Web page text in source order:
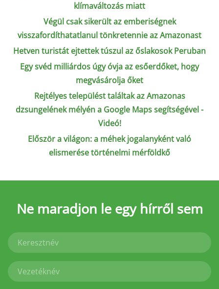
klímaváltozás miatt
Végül csak sikerült az emberiségnek
visszafordíthatatlanul tönkretennie az Amazonast
Hetven turistát ejtettek túszul az őslakosok Peruban
Egy svéd milliárdos úgy óvja az esőerdőket, hogy
megvásárolja őket
Rejtélyes települést találtak az Amazonas
dzsungelének mélyén a Google Maps segítségével -
Videó!
Először a világon: a méhek jogalanyként való
elismerése történelmi mérföldkő
Ne maradjon le egy hírről sem